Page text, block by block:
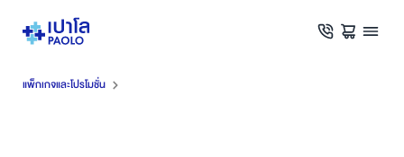
แพ็กเกจและโปรโมชั่น